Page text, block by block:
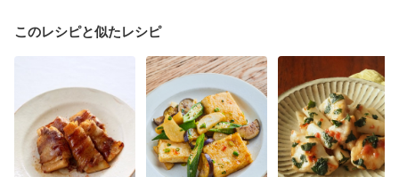
このレシピと似たレシピ